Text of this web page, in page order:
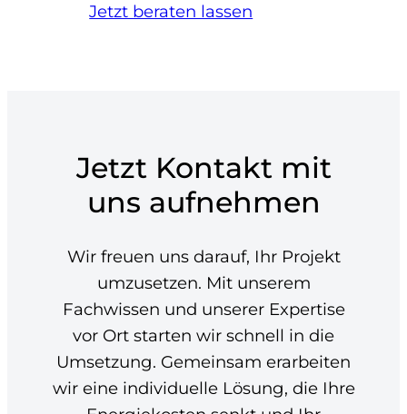
Jetzt beraten lassen
Jetzt Kontakt mit
uns aufnehmen
Wir freuen uns darauf, Ihr Projekt
umzusetzen. Mit unserem
Fachwissen und unserer Expertise
vor Ort starten wir schnell in die
Umsetzung. Gemeinsam erarbeiten
wir eine individuelle Lösung, die Ihre